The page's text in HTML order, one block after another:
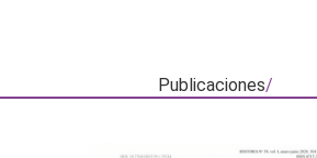
Publicaciones/